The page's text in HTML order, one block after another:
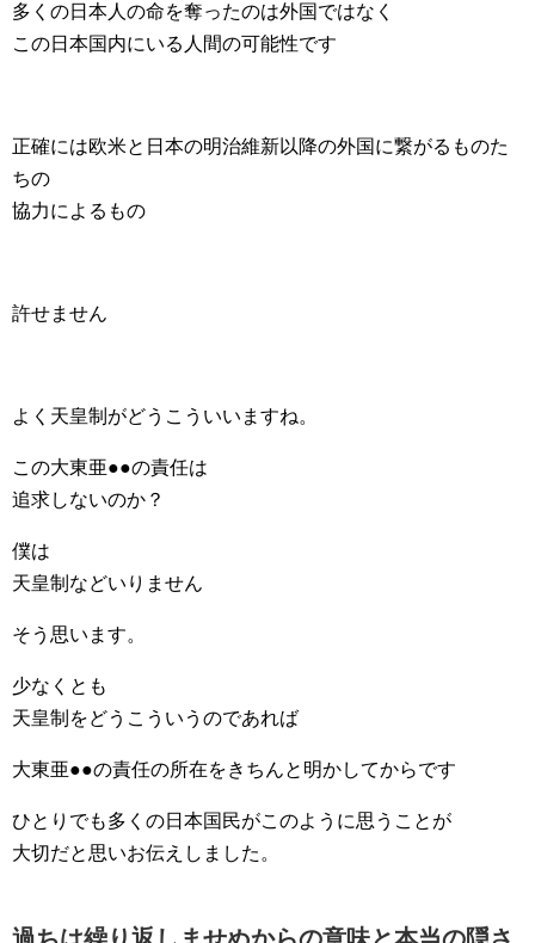
多くの日本人の命を奪ったのは外国ではなく
この日本国内にいる人間の可能性です
正確には欧米と日本の明治維新以降の外国に繋がるものた
ちの
協力によるもの
許せません
よく天皇制がどうこういいますね。
この大東亜●●の責任は
追求しないのか？
僕は
天皇制などいりません
そう思います。
少なくとも
天皇制をどうこういうのであれば
大東亜●●の責任の所在をきちんと明かしてからです
ひとりでも多くの日本国民がこのように思うことが
大切だと思いお伝えしました。